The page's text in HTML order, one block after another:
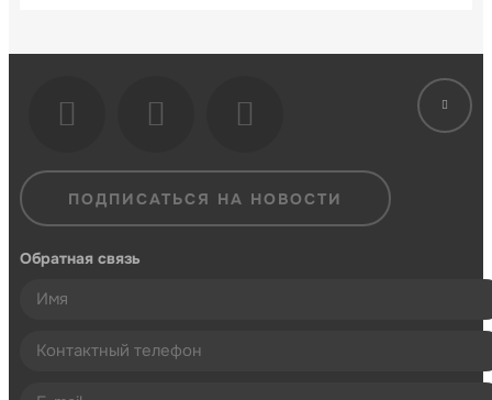
ПОДПИСАТЬСЯ НА НОВОСТИ
Обратная связь